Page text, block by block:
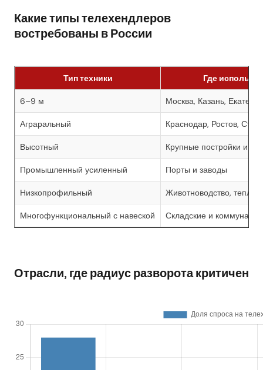
Какие типы телехендлеров
востребованы в России
Тип техники Где
6–9 м Москва, Казань,
Аграральный Краснодар, Ростов,
Высотный Крупные постройки и
Промышленный усиленный Порты и заводы
Низкопрофильный Животноводство,
Многофункциональный с навеской Складские и
Отрасли, где радиус разворота критичен